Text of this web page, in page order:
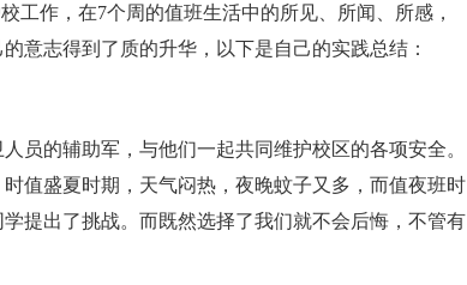
作，在7个周的值班生活中的所见、所闻、所感，
意志得到了质的升华，以下是自己的实践总结：
的辅助军，与他们一起共同维护校区的各项安全。
值盛夏时期，天气闷热，夜晚蚊子又多，而值夜班时
提出了挑战。而既然选择了我们就不会后悔，不管有